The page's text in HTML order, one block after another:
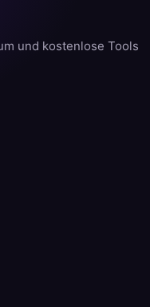
und kostenlose Tools